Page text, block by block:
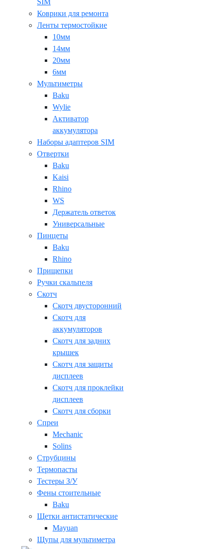
SIM
Коврики для ремонта
Ленты термостойкие
10мм
14мм
20мм
6мм
Мультиметры
Baku
Wylie
Активатор
аккумулятора
Наборы адаптеров SIM
Отвертки
Baku
Kaisi
Rhino
WS
Держатель ответок
Универсальные
Пинцеты
Baku
Rhino
Прищепки
Ручки скальпеля
Скотч
Скотч двусторонний
Скотч для
аккумуляторов
Скотч для задних
крышек
Скотч для защиты
дисплеев
Скотч для проклейки
дисплеев
Скотч для сборки
Спреи
Mechanic
Solins
Струбцины
Термопасты
Тестеры З/У
Фены стоительные
Baku
Щетки антистатические
Mayuan
Щупы для мультиметра